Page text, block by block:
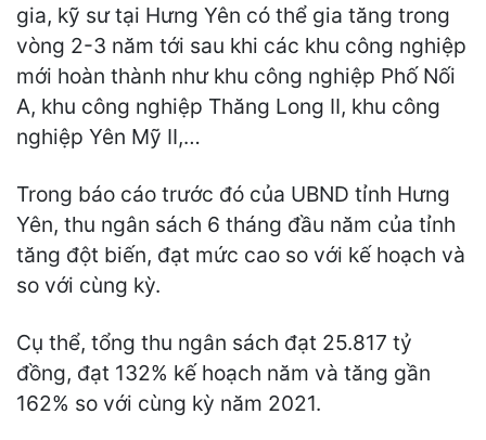
gia, kỹ sư tại Hưng Yên có thể gia tăng trong
vòng 2-3 năm tới sau khi các khu công nghiệp
mới hoàn thành như khu công nghiệp Phố Nối
A, khu công nghiệp Thăng Long II, khu công
nghiệp Yên Mỹ II,…
Trong báo cáo trước đó của UBND tỉnh Hưng
Yên, thu ngân sách 6 tháng đầu năm của tỉnh
tăng đột biến, đạt mức cao so với kế hoạch và
so với cùng kỳ.
Cụ thể, tổng thu ngân sách đạt 25.817 tỷ
đồng, đạt 132% kế hoạch năm và tăng gần
162% so với cùng kỳ năm 2021.